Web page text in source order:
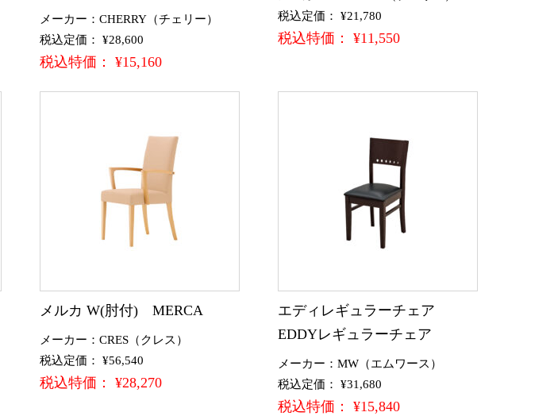
メーカー：CHERRY（チェリー）
税込定価： ¥28,600
税込特価： ¥15,160
税込定価： ¥21,780
税込特価： ¥11,550
メルカ W(肘付) MERCA
メーカー：CRES（クレス）
税込定価： ¥56,540
税込特価： ¥28,270
エディレギュラーチェア
EDDYレギュラーチェア
メーカー：MW（エムワース）
税込定価： ¥31,680
税込特価： ¥15,840